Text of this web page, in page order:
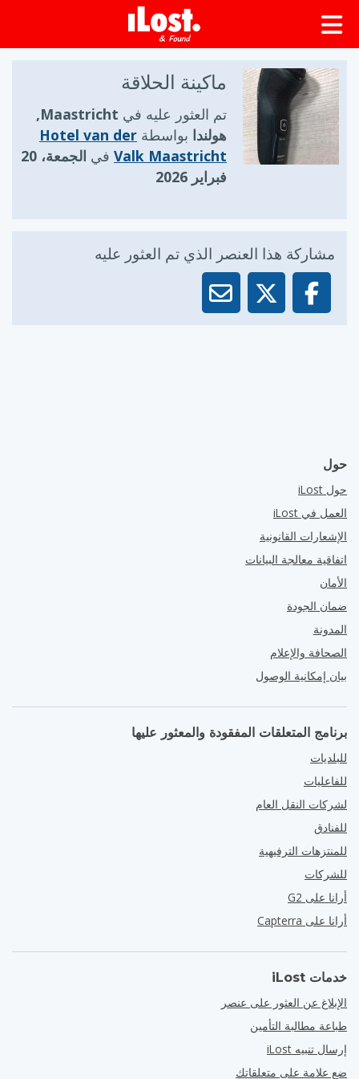
ماكينة الحلاقة
تم العثور عليه في
Maastricht,
هولندا بواسطة Hotel van der
Valk Maastricht في
الجمعة، 20
فبراير 2026
مشاركة هذا العنصر الذي تم العثور عليه
حول
حول iLost
العمل في iLost
الإشعارات القانونية
اتفاقية معالجة البيانات
الأمان
ضمان الجودة
المدونة
الصحافة والإعلام
بيان إمكانية الوصول
برنامج المتعلقات المفقودة والمعثور عليها
للبلديات
للفاعليات
لشركات النقل العام
للفنادق
للمنتزهات الترفيهية
للشركات
أرانا على G2
أرانا على Capterra
خدمات iLost
الإبلاغ عن العثور على عنصر
طباعة مطالبة التأمين
إرسال تنبيه iLost
ضع علامة على متعلقاتك